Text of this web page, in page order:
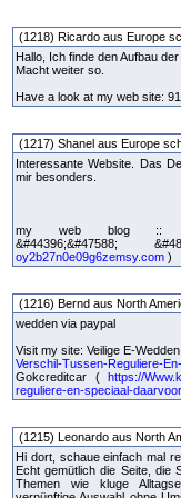
(1218) Ricardo aus Europe
Hallo, Ich finde den Aufbau
Macht weiter so.
Have a look at my web site:
(1217) Shanel aus Europe
Interessante Website. Das
mir besonders.
my web blog ::
&#44396;&#47588;
oy2b27n0e09g6zemsy.com )
(1216) Bernd aus North
wedden via paypal
Visit my site: Veilige E-
Verschil-Tussen-Reguliere-
Gokcreditcar ( https://
reguliere-en-speciaal-
(1215) Leonardo aus North
Hi dort, schaue einfach mal
Echt gemütlich die Seite, die
Themen wie kluge